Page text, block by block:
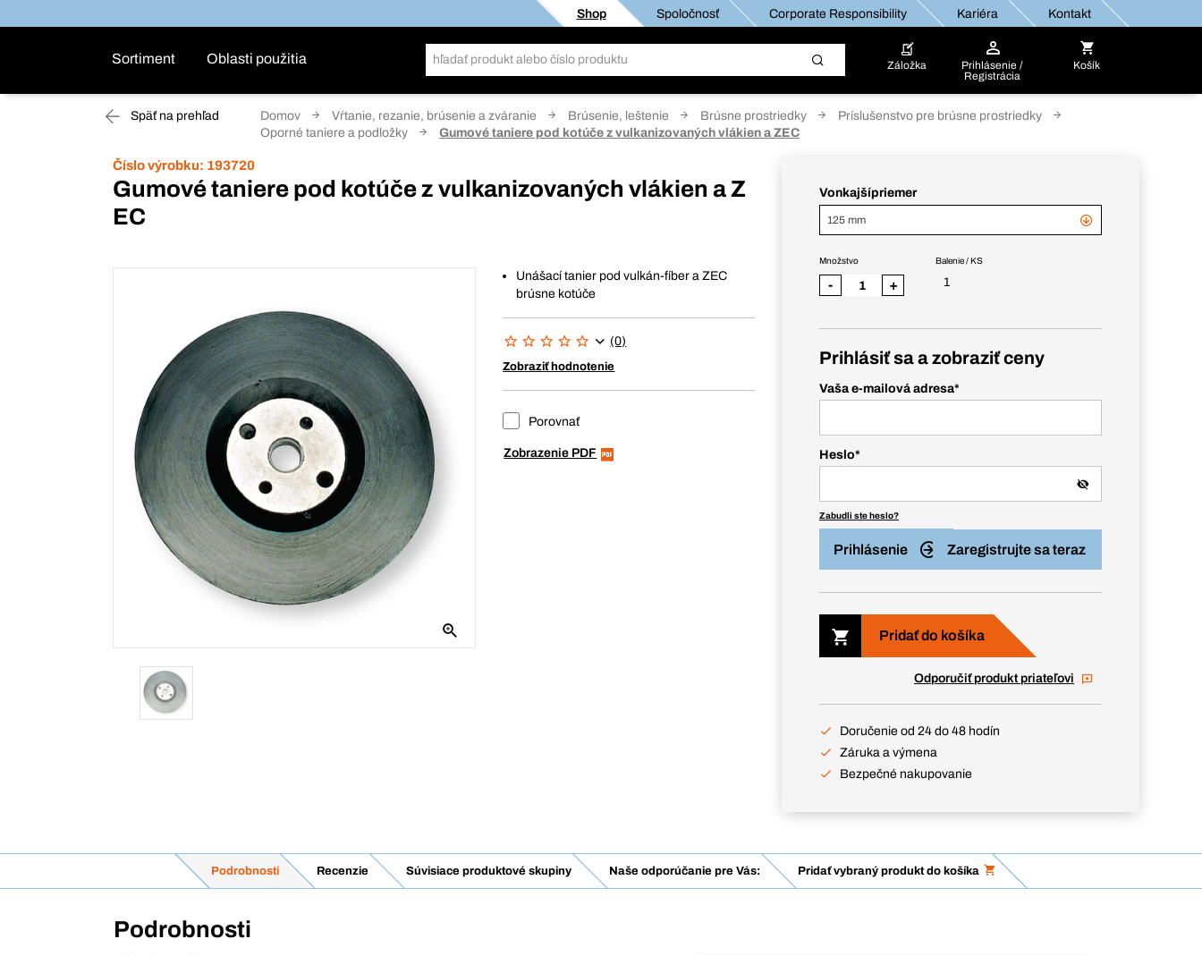
Shop Spoločnosť Corporate Responsibility Kariéra Kontakt
Sortiment Oblasti použitia Záložka
Prihlásenie /
Registrácia
Košík
Späť na prehľad Domov Vŕtanie, rezanie, brúsenie a zváranie Brúsenie, leštenie Brúsne prostriedky
Príslušenstvo pre brúsne prostriedky
Oporné taniere a podložky
Gumové taniere pod kotúče z vulkanizovaných vlákien a ZEC
Číslo výrobku: 193720
Gumové taniere pod kotúče z vulkanizovaných vlákien a Z
EC
Unášací tanier pod vulkán-fíber a ZEC
brúsne kotúče
(0)
Zobraziť hodnotenie
Porovnať
Zobrazenie PDF
Vonkajšípriemer
125 mm
Balenie / KS
1
Množstvo
- +
Prihlásiť sa a zobraziť ceny
Vaša e-mailová adresa*
Heslo*
Zabudli ste heslo?
Prihlásenie Zaregistrujte sa teraz
Pridať do košíka
Odporučiť produkt priateľovi
Doručenie od 24 do 48 hodín
Záruka a výmena
Bezpečné nakupovanie
Podrobnosti Recenzie Súvisiace produktové skupiny Naše odporúčanie pre Vás: Pridať vybraný produkt do košíka
Podrobnosti